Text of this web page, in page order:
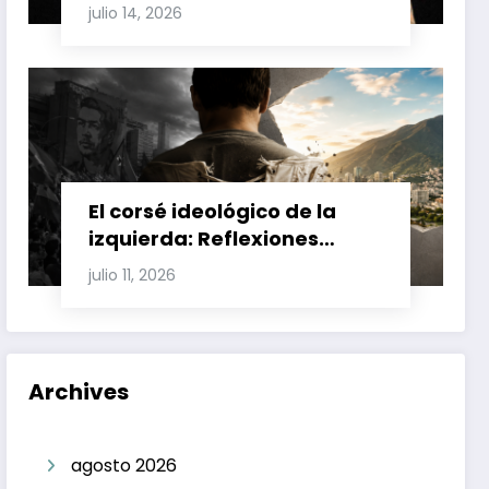
Juan Fernando Petro en el
julio 14, 2026
El corsé ideológico de la
izquierda: Reflexiones
sobre el fracaso chavista y
la crisis moral en América
julio 11, 2026
Archives
agosto 2026